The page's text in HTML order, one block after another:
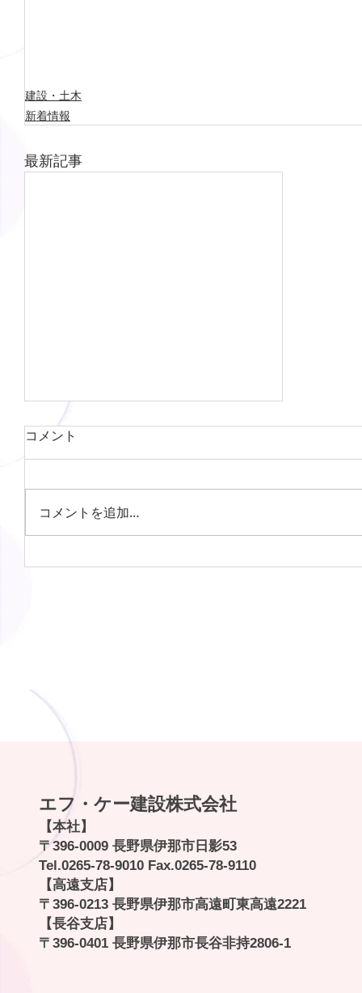
建設・土木
新着情報
最新記事
コメント
コメントを追加…
エフ・ケー建設株式会社
【本社】
〒396-0009 長野県伊那市日影53
Tel.0265-78-9010 Fax.0265-78-9110
【高遠支店】
〒396-0213 長野県伊那市高遠町東高遠2221
【長谷支店】
〒396-0401 長野県伊那市長谷非持2806-1